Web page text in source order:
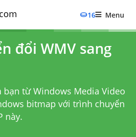
16 Menu
đổi WMV sang
bạn từ Windows Media Video
bitmap với trình chuyển
này.